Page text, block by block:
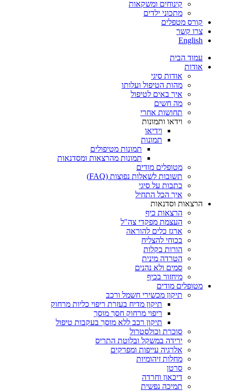
קינוחים ומשקאות
מתכוני ילדים
קורס מטפלים
צרו קשר
English
עמוד הבית
אודות
אודות סיגי
מהות הטיפול ועלותו
איך באים לטיפול
מה חשים
תחושות אחרי
וידאו ותמונות
וידיאו
תמונות
תמונות מטיפולים
תמונות מהרצאות ומסדנאות
מטופלים מודים
תשובות לשאלות נפוצות (FAQ)
כתבות על סיגי
איך הכל התחיל
הרצאות וסדנאות
הרצאות כיף
העצמת מפקדי צה"ל
ארגז כלים להוראה
בכוחי להצליח
הורות בקלות
הטרדה מינית
סמים ולא נהנים
מיחזור בכיף
מטופלים מודים
תיקון מכשירי חשמל ורכב
תיקון מדיח בעזרת ריפוי כליות מרחוק
ריפוי מרחוק חסך מוסך
תיקון רכב ללא מוסך בעקבות טיפול
סוכרת וכולסטרול
ירידה במשקל ובלוטת התריס
אלרגיה עייפות ומפרקים
מחלות זיהומיות
סרטן
דיכאון וחרדה
תמיכה נפשית